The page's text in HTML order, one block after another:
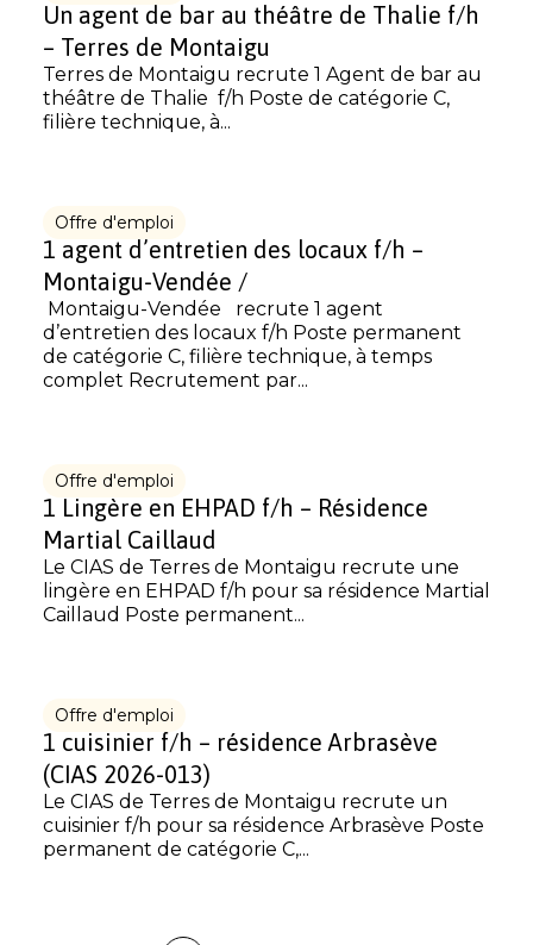
Un agent de bar au théâtre de Thalie f/h
– Terres de Montaigu
Terres de Montaigu recrute 1 Agent de bar au
théâtre de Thalie f/h Poste de catégorie C,
filière technique, à...
Offre d'emploi
1 agent d’entretien des locaux f/h –
Montaigu-Vendée /
Montaigu-Vendée recrute 1 agent
d’entretien des locaux f/h Poste permanent
de catégorie C, filière technique, à temps
complet Recrutement par...
Offre d'emploi
1 Lingère en EHPAD f/h – Résidence
Martial Caillaud
Le CIAS de Terres de Montaigu recrute une
lingère en EHPAD f/h pour sa résidence Martial
Caillaud Poste permanent...
Offre d'emploi
1 cuisinier f/h – résidence Arbrasève
(CIAS 2026-013)
Le CIAS de Terres de Montaigu recrute un
cuisinier f/h pour sa résidence Arbrasève Poste
permanent de catégorie C,...